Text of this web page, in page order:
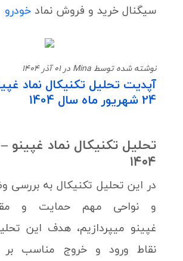
سیگنال خرید و فروش نمادخودرو
نوشته شده توسط Mina در 01 آذر 1404
آپدیت تحلیل تکنیکال نماد
24 شهریور ماه سال 1404
تحلیل تکنیکال نماد غپینو –
۱۴۰۴
در این تحلیل تکنیکال به
و نواحی مهم حمایت و
غپینو میپردازیم، هدف این
نقاط ورود و خروج مناسب